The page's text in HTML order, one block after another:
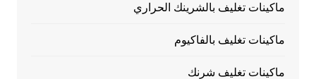
ماكينات تغليف بالشرينك الحراري
ماكينات تغليف بالفاكيوم
ماكينات تغليف شرنك